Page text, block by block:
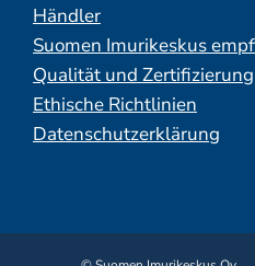
Händler
Suomen Imurikeskus
Qualität und Zertifizierung
Ethische Richtlinien
Datenschutzerklärung